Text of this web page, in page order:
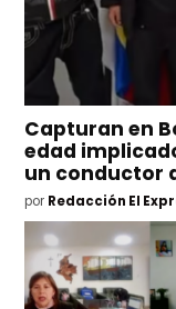
Capturan en
edad
un conductor
por Redacción El